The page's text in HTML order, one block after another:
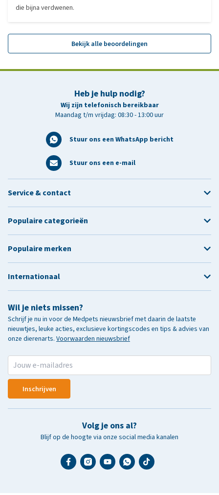
die bijna verdwenen.
Bekijk alle beoordelingen
Heb je hulp nodig?
Wij zijn telefonisch bereikbaar
Maandag t/m vrijdag: 08:30 - 13:00 uur
Stuur ons een WhatsApp bericht
Stuur ons een e-mail
Wil je niets missen?
Schrijf je nu in voor de Medpets nieuwsbrief met daarin de laatste
nieuwtjes, leuke acties, exclusieve kortingscodes en tips & advies van
onze dierenarts. Voorwaarden nieuwsbrief
Inschrijven
Volg je ons al?
Blijf op de hoogte via onze social media kanalen
Service & contact
Populaire categorieën
Populaire merken
Internationaal